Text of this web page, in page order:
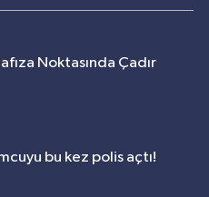
Noktasında Çadır
bu kez polis açtı!